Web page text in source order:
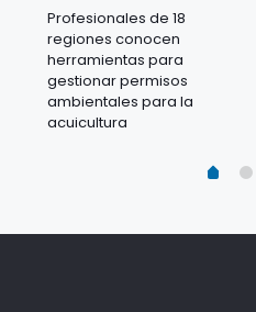
Profesionales de 18
regiones conocen
herramientas para
gestionar permisos
ambientales para la
acuicultura